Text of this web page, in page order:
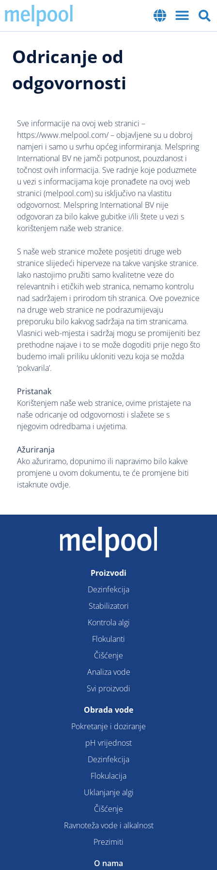
Odricanje od
odgovornosti
Sve informacije na ovoj web stranici –
https://www.melpool.com/ – objavljene su u dobroj
namjeri i samo u svrhu općeg informiranja. Melspring
International BV ne jamči potpunost, pouzdanost i
točnost ovih informacija. Sve radnje koje poduzmete
u vezi s informacijama koje pronađete na ovoj web
stranici (melpool.com) su isključivo na vlastitu
odgovornost. Melspring International BV nije
odgovoran za bilo kakve gubitke i/ili štete u vezi s
korištenjem naše web stranice.
S naše web stranice možete posjetiti druge web
stranice slijedeći hiperveze na takve vanjske stranice.
Iako nastojimo pružiti samo kvalitetne veze do
relevantnih i etičkih web stranica, nemamo kontrolu
nad sadržajem i prirodom tih stranica. Ove poveznice
na druge web stranice ne podrazumijevaju
preporuku bilo kakvog sadržaja na tim stranicama.
Vlasnici web-mjesta i sadržaj mogu se promijeniti bez
prethodne najave i to se može dogoditi prije nego što
budemo imali priliku ukloniti vezu koja se možda
‘pokvarila’.
Pristanak
Korištenjem naše web stranice, ovime pristajete na
naše odricanje od odgovornosti i slažete se s
njegovim odredbama i uvjetima.
Ažuriranja
Ako ažuriramo, dopunimo ili napravimo bilo kakve
promjene u ovom dokumentu, te će promjene biti
istaknute ovdje.
Proizvodi
Dezinfekcija
Stabilizatori
Kontrola algi
Flokulanti
Čišćenje
Analiza vode
Svi proizvodi
Obrada vode
Pokretanje i doziranje
pH vrijednost
Dezinfekcija
Flokulacija
Uklanjanje algi
Čišćenje
Ravnoteža vode i alkalnost
Prezimiti
O nama